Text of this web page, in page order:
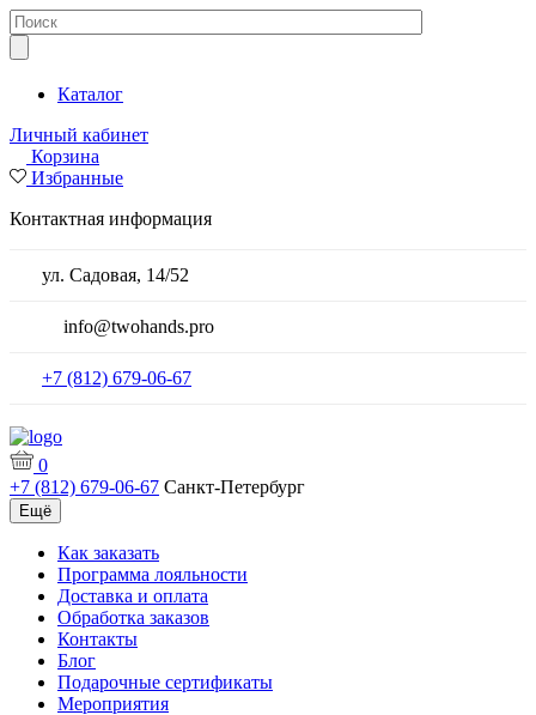
Каталог
Личный кабинет
Корзина
Избранные
Контактная информация
ул. Садовая, 14/52
info@twohands.pro
+7 (812) 679-06-67
0
+7 (812) 679-06-67 Санкт-Петербург
Ещё
Как заказать
Программа лояльности
Доставка и оплата
Обработка заказов
Контакты
Блог
Подарочные сертификаты
Мероприятия